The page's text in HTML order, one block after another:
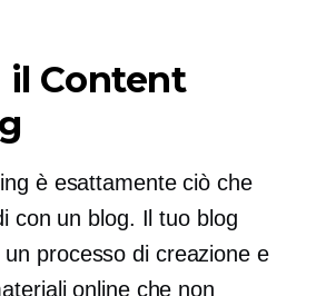
il Content
è esattamente ciò che
con un blog. Il tuo blog
processo di creazione e
online che non